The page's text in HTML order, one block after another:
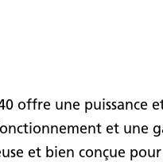
offre une puissance
et une
et bien conçue